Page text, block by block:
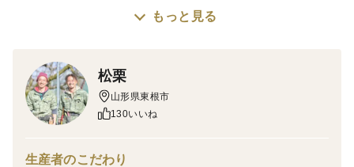
【品種おまかせ黄桃】
わります。）
安定した在庫確保ができず単品販売を行っていない品種
がはいるかも…！！！
ラストゴールド/黄ららの極/CXなど…
もっと見る
松栗
山形県東根市
130いいね
生産者のこだわり